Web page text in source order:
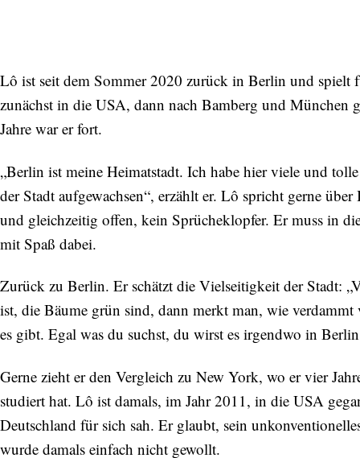
Lô ist seit dem Sommer 2020 zurück in Berlin und spielt
zunächst in die USA, dann nach Bamberg und
Jahre war er fort.
„Berlin ist meine Heimatstadt. Ich habe hier viele und
der Stadt aufgewachsen“, erzählt er. Lô spricht gerne
und gleichzeitig offen, kein Sprücheklopfer. Er muss in
mit Spaß dabei.
Zurück zu Berlin. Er schätzt die Vielseitigkeit der Stadt:
ist, die Bäume grün sind, dann merkt man, wie
es gibt. Egal was du suchst, du wirst es irgendwo in
Gerne zieht er den Vergleich zu New York, wo er vier
studiert hat. Lô ist damals, im Jahr 2011, in die USA
Deutschland für sich sah. Er glaubt, sein
wurde damals einfach nicht gewollt.